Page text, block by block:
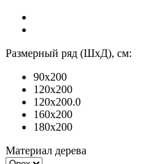
Размерный ряд (ШхД), см:
90x200
120x200
120x200.0
160x200
180x200
Материал дерева